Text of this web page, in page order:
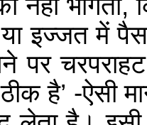
इज्जत में
पर
है’ -ऐसी